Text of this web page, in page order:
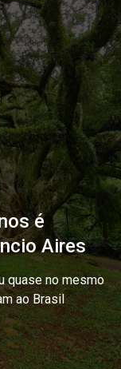
é
Aires
quase no mesmo
ao Brasil